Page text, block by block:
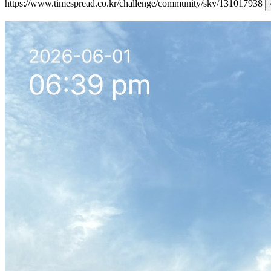
https://www.timespread.co.kr/challenge/community/sky/131017938